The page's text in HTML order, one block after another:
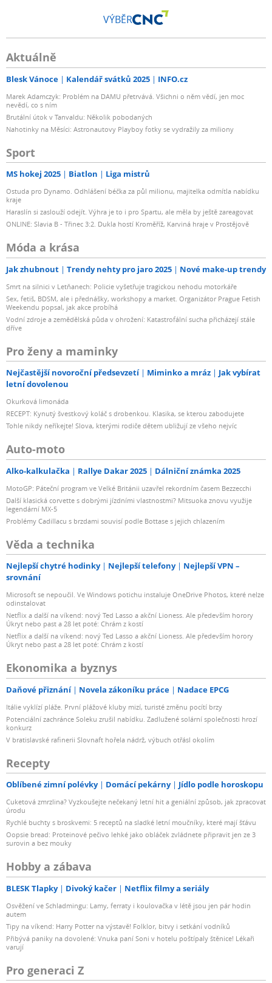
VÝBĚR
Aktuálně
Blesk Vánoce Kalendář svátků 2025 INFO.cz
Marek Adamczyk: Problém na DAMU přetrvává. Všichni o něm vědí, jen moc
nevědí, co s ním
Brutální útok v Tanvaldu: Několik pobodaných
Nahotinky na Měsíci: Astronautovy Playboy fotky se vydražily za miliony
Sport
MS hokej 2025 Biatlon Liga mistrů
Ostuda pro Dynamo. Odhlášení béčka za půl milionu, majitelka odmítla nabídku
kraje
Haraslín si zaslouží odejít. Výhra je to i pro Spartu, ale měla by ještě zareagovat
ONLINE: Slavia B - Třinec 3:2. Dukla hostí Kroměříž, Karviná hraje v Prostějově
Móda a krása
Jak zhubnout Trendy nehty pro jaro 2025 Nové make-up trendy
Smrt na silnici v Letňanech: Policie vyšetřuje tragickou nehodu motorkáře
Sex, fetiš, BDSM, ale i přednášky, workshopy a market. Organizátor Prague Fetish
Weekendu popsal, jak akce probíhá
Vodní zdroje a zemědělská půda v ohrožení: Katastrofální sucha přicházejí stále
dříve
Pro ženy a maminky
Nejčastější novoroční předsevzetí Miminko a mráz
Jak vybírat
letní dovolenou
Okurková limonáda
RECEPT: Kynutý švestkový koláč s drobenkou. Klasika, se kterou zabodujete
Tohle nikdy neříkejte! Slova, kterými rodiče dětem ubližují ze všeho nejvíc
Auto-moto
Alko-kalkulačka Rallye Dakar 2025 Dálniční známka 2025
MotoGP: Páteční program ve Velké Británii uzavřel rekordním časem Bezzecchi
Další klasická corvette s dobrými jízdními vlastnostmi? Mitsuoka znovu využije
legendární MX-5
Problémy Cadillacu s brzdami souvisí podle Bottase s jejich chlazením
Věda a technika
Nejlepší chytré hodinky Nejlepší telefony
Nejlepší VPN –
srovnání
Microsoft se nepoučil. Ve Windows potichu instaluje OneDrive Photos, které nelze
odinstalovat
Netflix a další na víkend: nový Ted Lasso a akční Lioness. Ale především horory
Úkryt nebo past a 28 let poté: Chrám z kostí
Netflix a další na víkend: nový Ted Lasso a akční Lioness. Ale především horory
Úkryt nebo past a 28 let poté: Chrám z kostí
Ekonomika a byznys
Daňové přiznání Novela zákoníku práce Nadace EPCG
Itálie vyklízí pláže. První plážové kluby mizí, turisté změnu pocítí brzy
Potenciální zachránce Soleku zrušil nabídku. Zadlužené solární společnosti hrozí
konkurz
V bratislavské rafinerii Slovnaft hořela nádrž, výbuch otřásl okolím
Recepty
Oblíbené zimní polévky Domácí pekárny Jídlo podle horoskopu
Cuketová zmrzlina? Vyzkoušejte nečekaný letní hit a geniální způsob, jak zpracovat
úrodu
Rychlé buchty s broskvemi: 5 receptů na sladké letní moučníky, které mají šťávu
Oopsie bread: Proteinové pečivo lehké jako obláček zvládnete připravit jen ze 3
surovin a bez mouky
Hobby a zábava
BLESK Tlapky Divoký kačer Netflix filmy a seriály
Osvěžení ve Schladmingu: Lamy, ferraty i koulovačka v létě jsou jen pár hodin
autem
Tipy na víkend: Harry Potter na výstavě! Folklor, bitvy i setkání vodníků
Přibývá paniky na dovolené: Vnuka paní Soni v hotelu poštípaly štěnice! Lékaři
varují
Pro generaci Z